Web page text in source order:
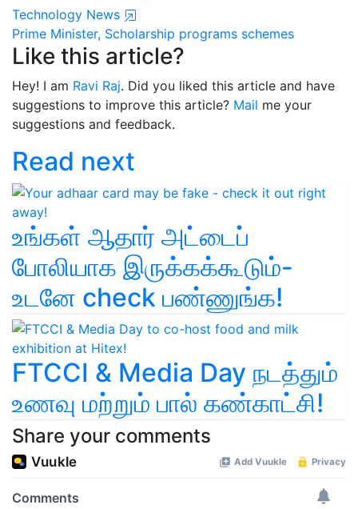
Technology News
Prime Minister, Scholarship programs schemes
Like this article?
Hey! I am Ravi Raj. Did you liked this article and have
suggestions to improve this article? Mail me your
suggestions and feedback.
Read next
உங்கள் ஆதார் அட்டைப்
போலியாக இருக்கக்கூடும்-
உடனே check பண்ணுங்க!
FTCCI & Media Day நடத்தும்
உணவு மற்றும் பால் கண்காட்சி!
Share your comments